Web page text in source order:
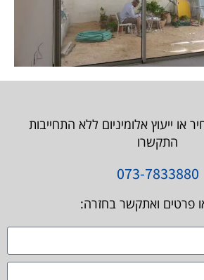
ייעוץ אלומיניום ללא התחייבות
התקשרו
073-7833880
פרטים ואתקשר בחזרה: